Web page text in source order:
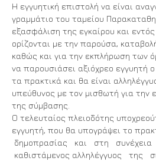
Η εγγυητική επιστολή να είναι
γραμμάτιο του ταμείου
εξασφάλιση της εγκαίρου και
ορίζονται με την παρούσα,
καθώς και για την εκπλήρωση των
να παρουσιάσει αξιόχρεο εγγυητή
τα πρακτικά και θα είναι
υπεύθυνος με τον μισθωτή για
της σύμβασης.
Ο τελευταίος πλειοδότης
εγγυητή, που θα υπογράψει το
δημοπρασίας και στη
καθιστάμενος αλληλέγγυος της